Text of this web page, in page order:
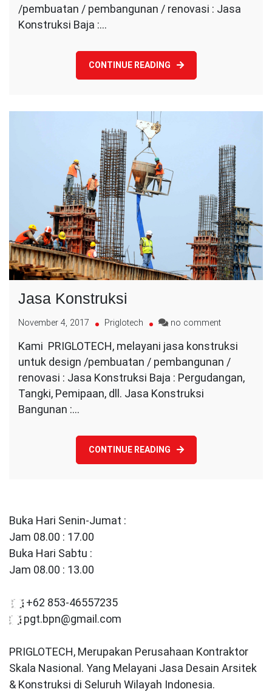
/pembuatan / pembangunan / renovasi : Jasa
Konstruksi Baja :…
CONTINUE READING
Jasa Konstruksi
November 4, 2017 Priglotech no commenton
Konstruksi
Kami PRIGLOTECH, melayani jasa konstruksi
untuk design /pembuatan / pembangunan /
renovasi : Jasa Konstruksi Baja : Pergudangan,
Tangki, Pemipaan, dll. Jasa Konstruksi
Bangunan :…
CONTINUE READING
Buka Hari Senin-Jumat :
Jam 08.00 : 17.00
Buka Hari Sabtu :
Jam 08.00 : 13.00
+62 853-46557235
pgt.bpn@gmail.com
PRIGLOTECH, Merupakan Perusahaan Kontraktor
Skala Nasional. Yang Melayani Jasa Desain Arsitek
& Konstruksi di Seluruh Wilayah Indonesia.